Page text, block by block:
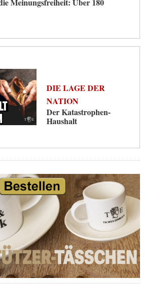
DIE LAGE DER
NATION
Der Katastrophen-
Haushalt